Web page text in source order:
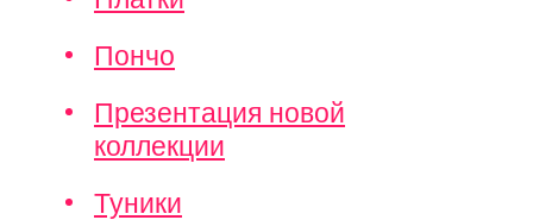
Пончо
Презентация новой
коллекции
Туники